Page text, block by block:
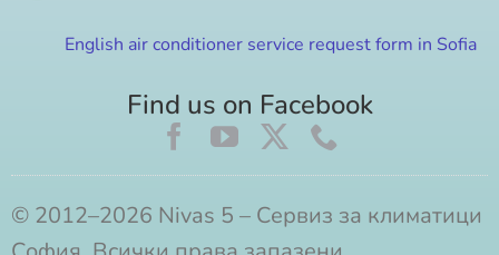
English air conditioner service request form in Sofia
Find us on Facebook
© 2012–2026 Nivas 5 – Сервиз за климатици